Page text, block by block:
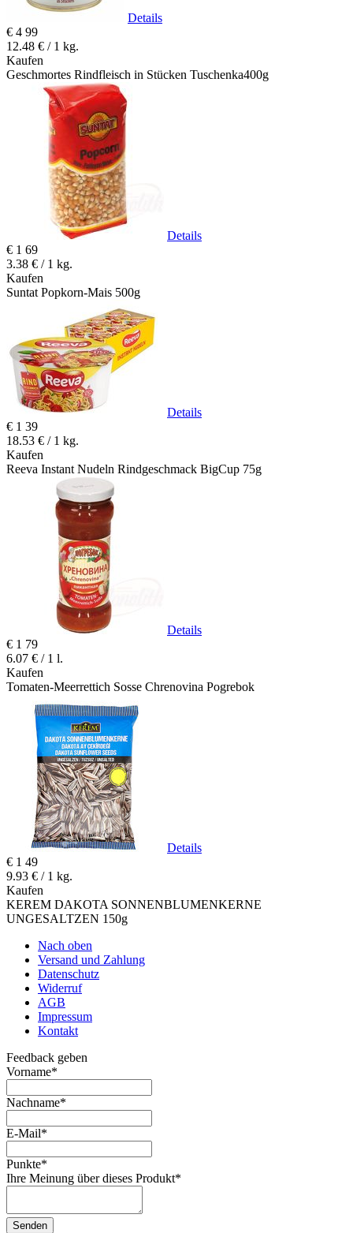
Details
€ 4 99
12.48 € / 1 kg.
Kaufen
Geschmortes Rindfleisch in Stücken Tuschenka400g
Details
€ 1 69
3.38 € / 1 kg.
Kaufen
Suntat Popkorn-Mais 500g
Details
€ 1 39
18.53 € / 1 kg.
Kaufen
Reeva Instant Nudeln Rindgeschmack BigCup 75g
Details
€ 1 79
6.07 € / 1 l.
Kaufen
Tomaten-Meerrettich Sosse Chrenovina Pogrebok
Details
€ 1 49
9.93 € / 1 kg.
Kaufen
KEREM DAKOTA SONNENBLUMENKERNE
UNGESALTZEN 150g
Nach oben
Versand und Zahlung
Datenschutz
Widerruf
AGB
Impressum
Kontakt
Feedback geben
Vorname*
Nachname*
E-Mail*
Punkte*
Ihre Meinung über dieses Produkt*
Senden